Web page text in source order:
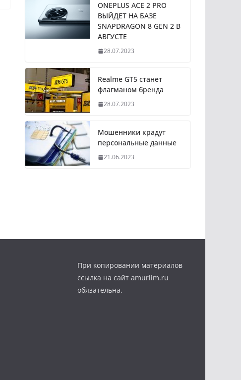
ONEPLUS ACE 2 PRO
ВЫЙДЕТ НА БАЗЕ
SNAPDRAGON 8 GEN 2 В
АВГУСТЕ
28.07.2023
Realme GT5 станет
флагманом бренда
28.07.2023
Мошенники крадут
персональные данные
21.06.2023
При копировании материалов
ссылка на сайт amurlim.ru
обязательна.